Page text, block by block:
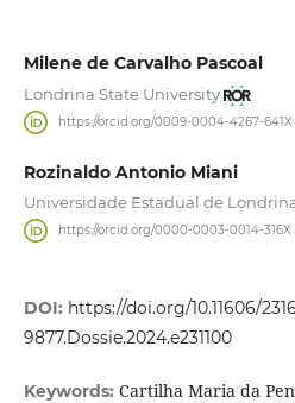
Milene de Carvalho Pascoal
Londrina State University
https://orcid.org/0009-0004-4267-
Rozinaldo Antonio Miani
Universidade Estadual de
https://orcid.org/0000-0003-0014-
DOI: https://doi.org/10.11606/
9877.Dossie.2024.e231100
Keywords: Cartilha Maria da